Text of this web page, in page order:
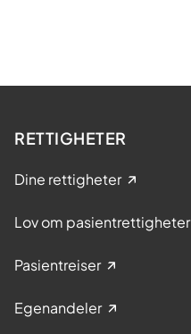
RETTIGHETER
Dine rettigheter
Lov om pasientrettigheter
Pasientreiser
Egenandeler